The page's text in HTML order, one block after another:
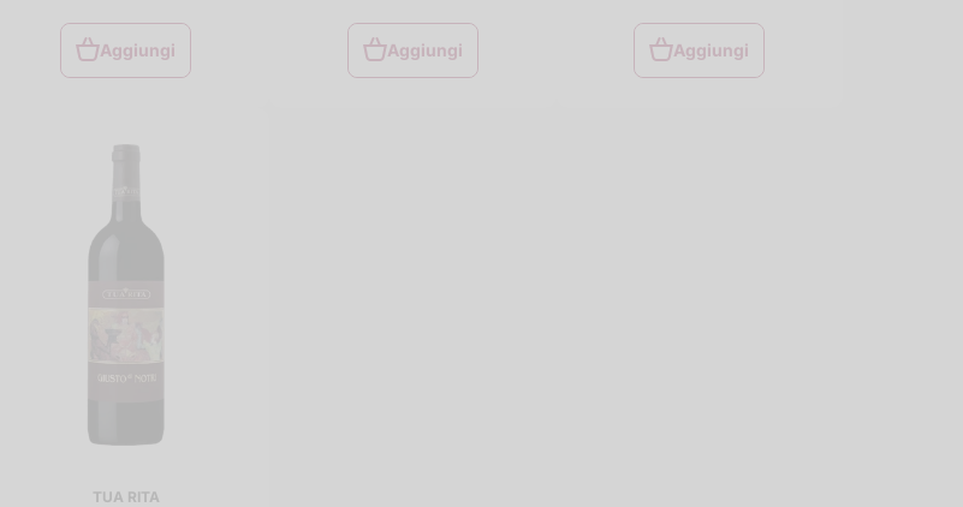
Aggiungi
Aggiungi
Aggiungi
Aggiungi
Aggiungi
Aggiungi
TUA RITA